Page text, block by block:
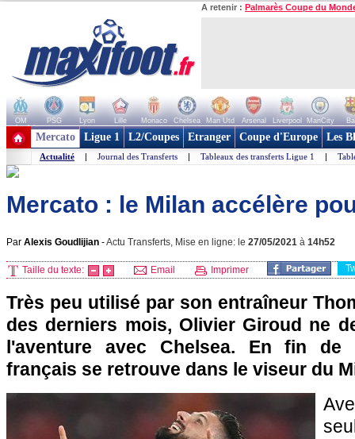
A retenir : Palmarès Coupe du
OM PSG Lyon Lille Monaco Chelsea Man Utd Arsenal Liverpool ManCity
+ de clubs
Mercato Ligue 1 L2/Coupes Etranger Coupe d'Europe Les
Actualité | Journal des Transferts | Tableaux des transferts Ligue 1 |
Mercato : le Milan accélère
Par Alexis Goudlijian -Actu Transferts, Mise en ligne: le 27/05/2021 à 14h52
Taille du texte: Email Imprimer
Très peu utilisé par son entraîneur
des derniers mois, Olivier Giroud ne
l'aventure avec Chelsea. En fin de
français se retrouve dans le viseur du